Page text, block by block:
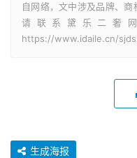
自网络，文中涉及品牌、商
请联系黛乐二奢网
https://www.idaile.cn/
生成海报